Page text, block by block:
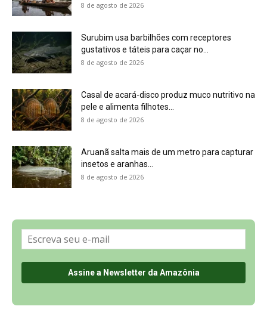
8 de agosto de 2026
Surubim usa barbilhões com receptores
gustativos e táteis para caçar no...
8 de agosto de 2026
Casal de acará-disco produz muco nutritivo na
pele e alimenta filhotes...
8 de agosto de 2026
Aruanã salta mais de um metro para capturar
insetos e aranhas...
8 de agosto de 2026